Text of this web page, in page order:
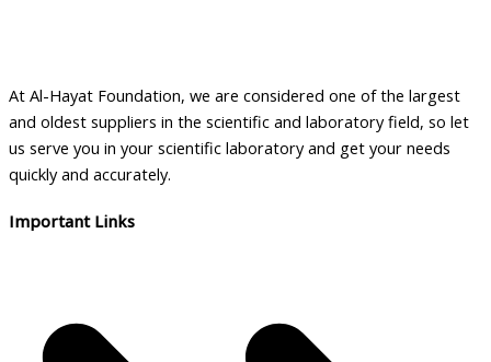
At Al-Hayat Foundation, we are considered one of the largest
and oldest suppliers in the scientific and laboratory field, so let
us serve you in your scientific laboratory and get your needs
quickly and accurately.
Important Links